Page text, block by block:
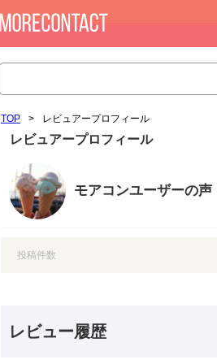
TOP > レビュアープロフィール
レビュアープロフィール
モアコンユーザーの声
投稿件数
レビュー履歴